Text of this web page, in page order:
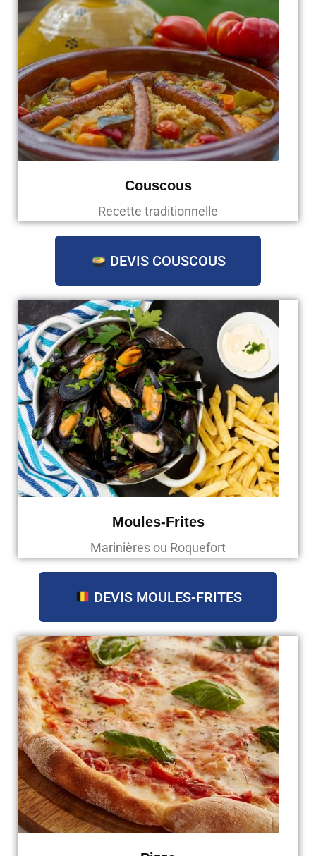
Couscous
Recette traditionnelle
DEVIS COUSCOUS
Moules-Frites
Marinières ou Roquefort
DEVIS MOULES-FRITES